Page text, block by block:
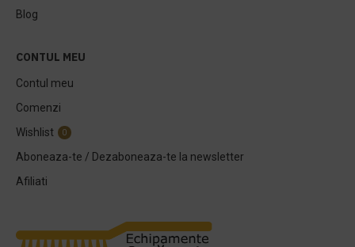
Blog
CONTUL MEU
Contul meu
Comenzi
Wishlist
0
Aboneaza-te / Dezaboneaza-te la newsletter
Afiliati